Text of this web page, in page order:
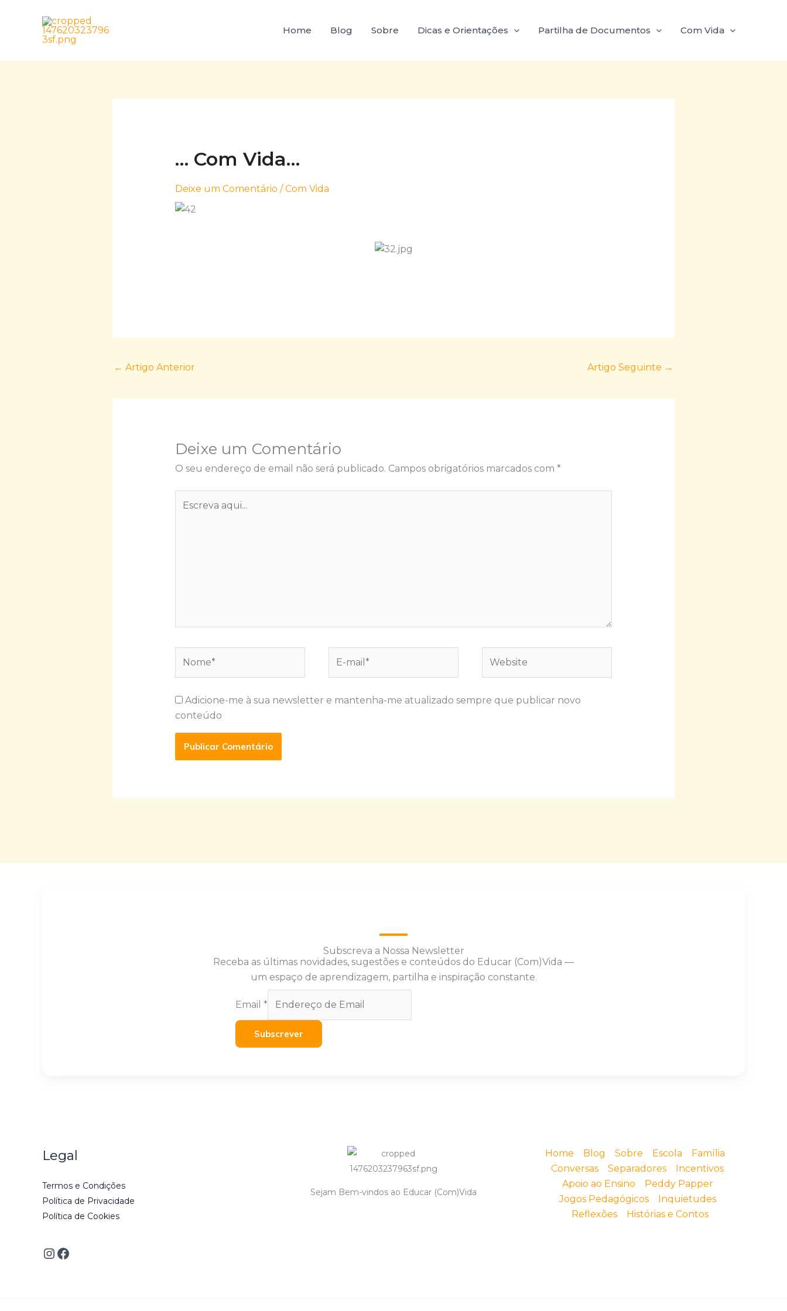
Home Blog Sobre Dicas e Orientações Partilha de Documentos Com Vida
… Com Vida…
Deixe um Comentário /Com Vida
← Artigo Anterior Artigo Seguinte →
Deixe um Comentário
O seu endereço de email não será publicado. Campos obrigatórios marcados com *
aqui...
mail*
Adicione-me à sua newsletter e mantenha-me atualizado sempre que publicar novo
conteúdo
Subscreva a Nossa Newsletter
Receba as últimas novidades, sugestões e conteúdos do Educar (Com)Vida —
um espaço de aprendizagem, partilha e inspiração constante.
Email *
Subscrever
Legal
Termos e Condições
Política de Privacidade
Política de Cookies
Sejam Bem-vindos ao Educar (Com)Vida
Home Blog Sobre Escola
Família
Conversas
Separadores
Incentivos
Apoio ao Ensino
Peddy Papper
Jogos Pedagógicos
Inquietudes
Reflexões
Histórias e Contos